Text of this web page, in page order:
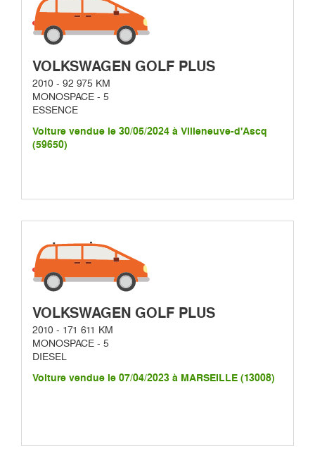
VOLKSWAGEN GOLF PLUS
2010 - 92 975 KM
MONOSPACE - 5
ESSENCE
Voiture vendue le 30/05/2024 à Villeneuve-d'Ascq
(59650)
VOLKSWAGEN GOLF PLUS
2010 - 171 611 KM
MONOSPACE - 5
DIESEL
Voiture vendue le 07/04/2023 à MARSEILLE (13008)